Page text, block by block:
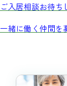
ご入居相談お待
一緒に働く仲間